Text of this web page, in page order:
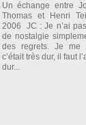
Un échange entre
Thomas et Henri
2006 JC : Je n’ai
de nostalgie
des regrets. Je me
c’était très dur, il faut
dur...